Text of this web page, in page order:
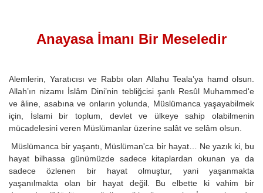
Anayasa İmanı Bir Meseledir
Alemlerin, Yaratıcısı ve Rabbı olan Allahu Teala’ya hamd olsun.
Allah’ın nizamı İslâm Dini’nin tebliğcisi şanlı Resûl Muhammed'e
ve âline, asabına ve onların yolunda, Müslümanca yaşayabilmek
için, İslami bir toplum, devlet ve ülkeye sahip olabilmenin
mücadelesini veren Müslümanlar üzerine salât ve selâm olsun.
Müslümanca bir yaşantı, Müslüman'ca bir hayat… Ne yazık ki, bu
hayat bilhassa günümüzde sadece kitaplardan okunan ya da
sadece özlenen bir hayat olmuştur, yani yaşanmakta
yaşanılmakta olan bir hayat değil. Bu elbette ki vahim bir